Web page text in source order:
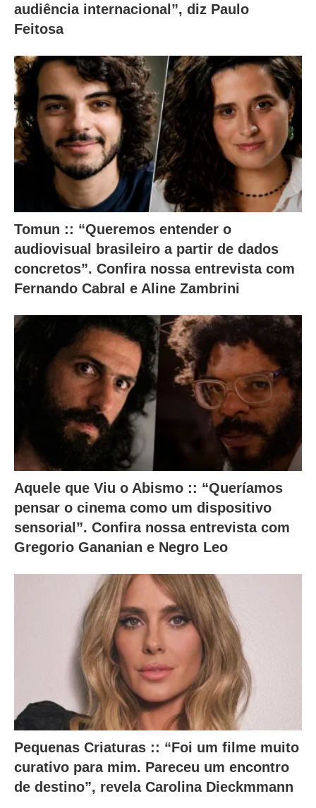
ú
d
o
a
b
a
i
x
audiência internacional”, diz Paulo
Feitosa
Tomun :: “Queremos entender o
audiovisual brasileiro a partir de dados
concretos”. Confira nossa entrevista com
Fernando Cabral e Aline Zambrini
Aquele que Viu o Abismo :: “Queríamos
pensar o cinema como um dispositivo
sensorial”. Confira nossa entrevista com
Gregorio Gananian e Negro Leo
Pequenas Criaturas :: “Foi um filme muito
curativo para mim. Pareceu um encontro
de destino”, revela Carolina Dieckmmann